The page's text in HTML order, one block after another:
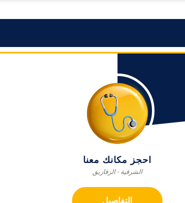
احجز مكانك معنا
الشرقية - الزقازيق
التفاصيل